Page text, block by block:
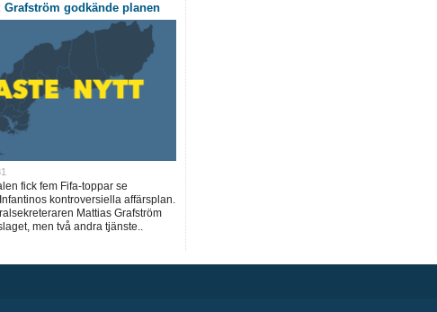
Grafström godkände planen
fick fem Fifa-toppar se
kontroversiella affärsplan.
Mattias Grafström
men två andra tjänste..